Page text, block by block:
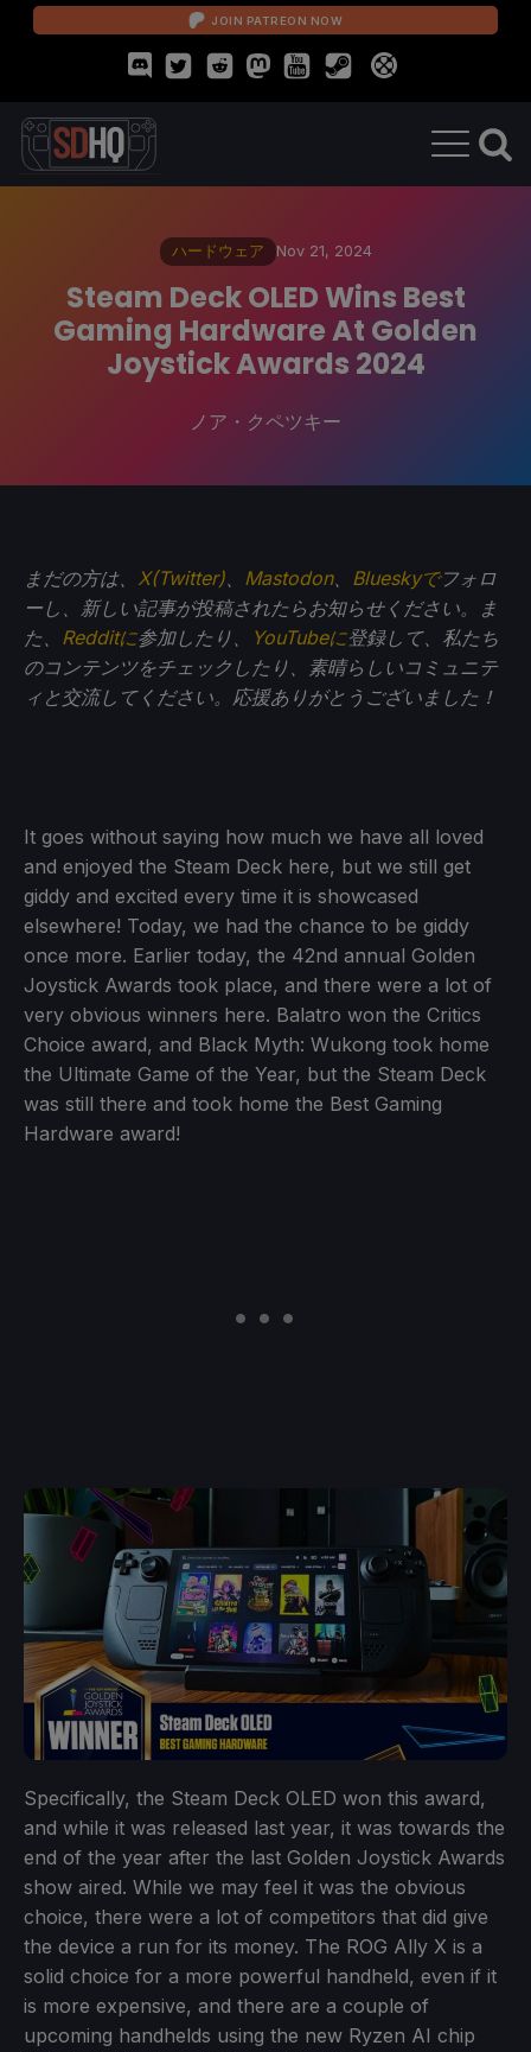
JOIN PATREON NOW
ハードウェア Nov 21, 2024
Steam Deck OLED Wins Best
Gaming Hardware At Golden
Joystick Awards 2024
ノア・クペツキー
まだの方は、 X(Twitter) Mastodon、 Blueskyでフォロ
ーし、新しい記事が投稿されたらお知らせください。ま
た、 Redditに参加したり、 YouTubeに登録して、私たち
のコンテンツをチェックしたり、素晴らしいコミュニテ
ィと交流してください。応援ありがとうございました！
It goes without saying how much we have all loved
and enjoyed the Steam Deck here, but we still get
giddy and excited every time it is showcased
elsewhere! Today, we had the chance to be giddy
once more. Earlier today, the 42nd annual Golden
Joystick Awards took place, and there were a lot of
very obvious winners here. Balatro won the Critics
Choice award, and Black Myth: Wukong took home
the Ultimate Game of the Year, but the Steam Deck
was still there and took home the Best Gaming
Hardware award!
Specifically, the Steam Deck OLED won this award,
and while it was released last year, it was towards the
end of the year after the last Golden Joystick Awards
show aired. While we may feel it was the obvious
choice, there were a lot of competitors that did give
the device a run for its money. The ROG Ally X is a
solid choice for a more powerful handheld, even if it
is more expensive, and there are a couple of
upcoming handhelds using the new Ryzen AI chip